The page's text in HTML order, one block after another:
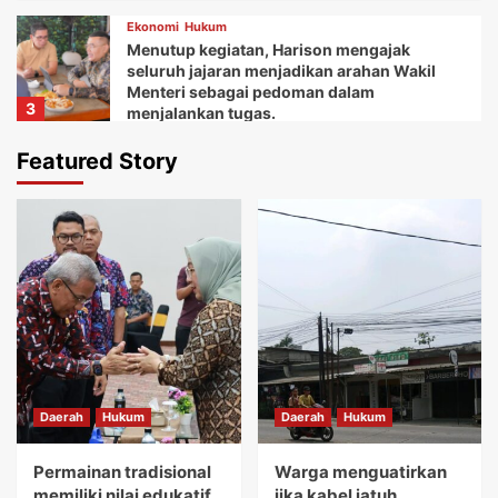
3
Ekonomi Hukum
Menutup kegiatan, Harison mengajak
seluruh jajaran menjadikan arahan Wakil
Menteri sebagai pedoman dalam
menjalankan tugas.
Daerah
Ketua Balai Adat Keariaan Tangerang Rd.
dukungan dan bantuan Bupati Tangerang
dan seluruh jajarannya.
5
Daerah Ekonomi
Kemudian Anna menuturkan acara Gebyar
festival Kuliner UMKM memberikan wadah
bagi koperasi dan pelaku usaha mikro.
Daerah Hukum
Permainan tradisional memiliki nilai
Featured Story
Daerah Hukum
Permainan tradisional
Daerah Hukum
Warga menguatirkan